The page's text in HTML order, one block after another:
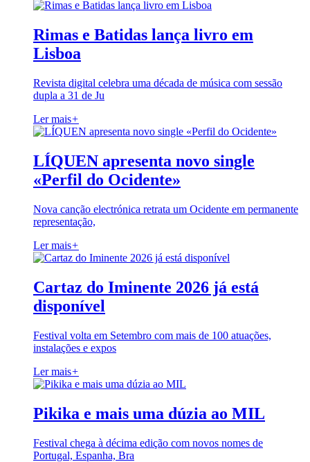
Rimas e Batidas lança livro em
Lisboa
Revista digital celebra uma década de música com sessão
dupla a 31 de Ju
Ler mais+
LÍQUEN apresenta novo single
«Perfil do Ocidente»
Nova canção electrónica retrata um Ocidente em permanente
representação,
Ler mais+
Cartaz do Iminente 2026 já está
disponível
Festival volta em Setembro com mais de 100 atuações,
instalações e expos
Ler mais+
Pikika e mais uma dúzia ao MIL
Festival chega à décima edição com novos nomes de
Portugal, Espanha, Bra